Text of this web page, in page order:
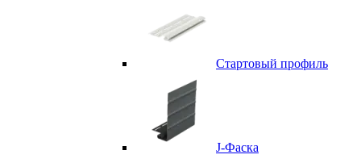
Стартовый профиль
J-Фаска